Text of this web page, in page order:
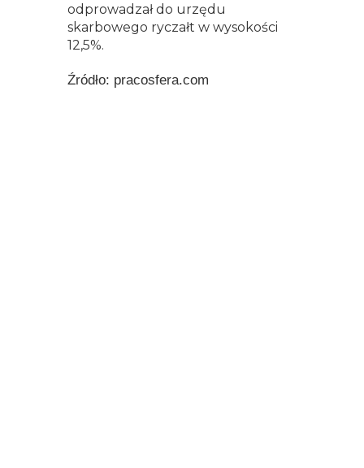
odprowadzał do urzędu
skarbowego ryczałt w wysokości
12,5%.
Źródło: pracosfera.com